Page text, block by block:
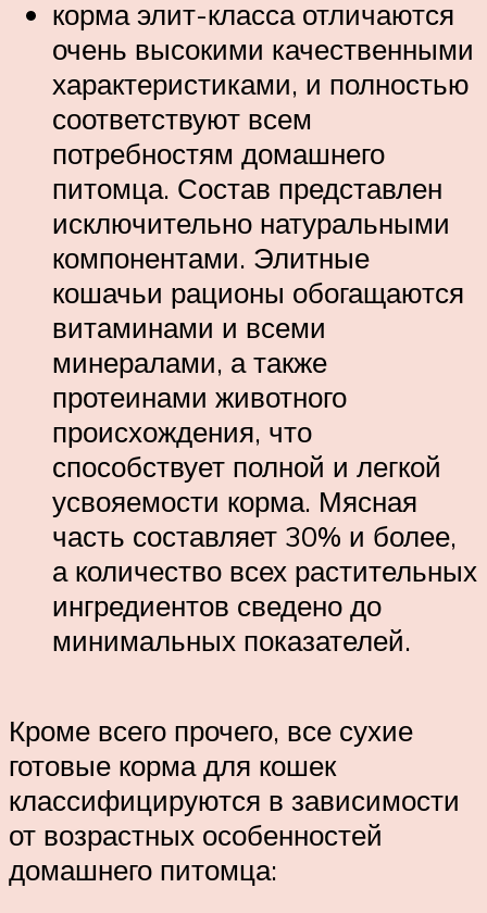
корма элит-класса отличаются
очень высокими качественными
характеристиками, и полностью
соответствуют всем
потребностям домашнего
питомца. Состав представлен
исключительно натуральными
компонентами. Элитные
кошачьи рационы обогащаются
витаминами и всеми
минералами, а также
протеинами животного
происхождения, что
способствует полной и легкой
усвояемости корма. Мясная
часть составляет 30% и более,
а количество всех растительных
ингредиентов сведено до
минимальных показателей.
Кроме всего прочего, все сухие
готовые корма для кошек
классифицируются в зависимости
от возрастных особенностей
домашнего питомца: